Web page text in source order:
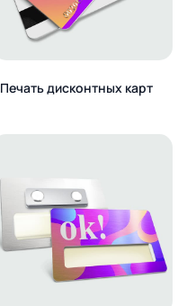
Печать дисконтных карт